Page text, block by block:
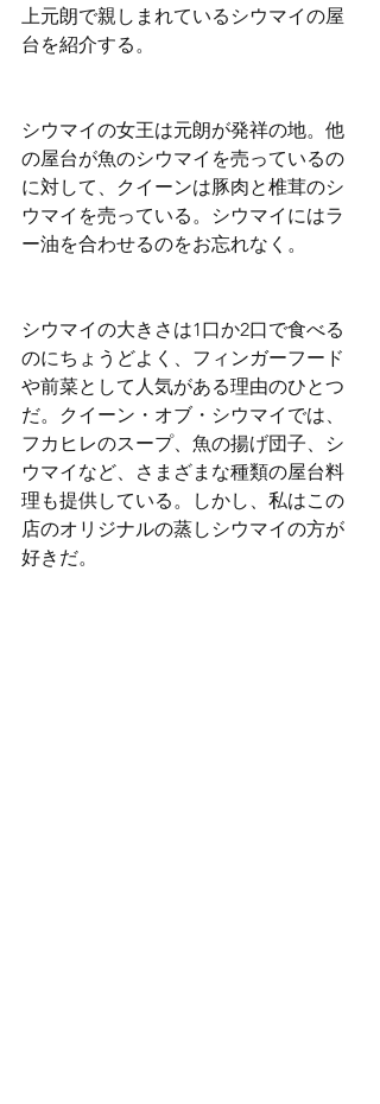
上元朗で親しまれているシウマイの屋
台を紹介する。
シウマイの女王は元朗が発祥の地。他
の屋台が魚のシウマイを売っているの
に対して、クイーンは豚肉と椎茸のシ
ウマイを売っている。シウマイにはラ
ー油を合わせるのをお忘れなく。
シウマイの大きさは1口か2口で食べる
のにちょうどよく、フィンガーフード
や前菜として人気がある理由のひとつ
だ。クイーン・オブ・シウマイでは、
フカヒレのスープ、魚の揚げ団子、シ
ウマイなど、さまざまな種類の屋台料
理も提供している。しかし、私はこの
店のオリジナルの蒸しシウマイの方が
好きだ。